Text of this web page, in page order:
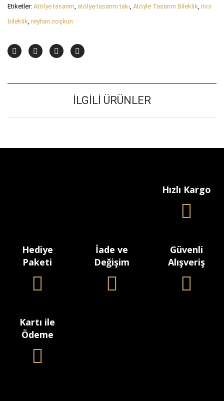
Etiketler: Atölye tasarım atölye tasarım takı Atöyle Tasarım Bileklik inci
bileklik reyhan coşkun
İLGILI ÜRÜNLER
Hızlı Kargo
Hediye
Paketi
İade ve
Değişim
Güvenli
Alışveriş
Kartı ile
Ödeme